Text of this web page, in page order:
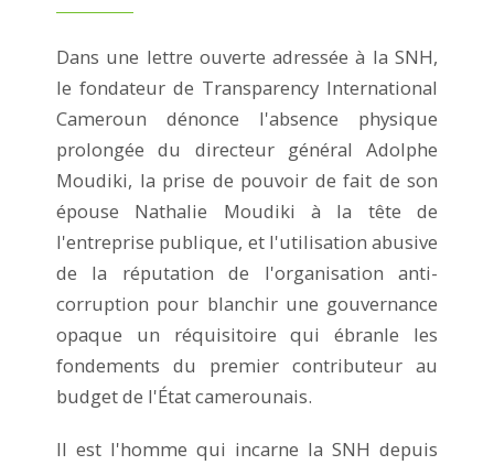
Dans une lettre ouverte adressée à la SNH,
le fondateur de Transparency International
Cameroun dénonce l'absence physique
prolongée du directeur général Adolphe
Moudiki, la prise de pouvoir de fait de son
épouse Nathalie Moudiki à la tête de
l'entreprise publique, et l'utilisation abusive
de la réputation de l'organisation anti-
corruption pour blanchir une gouvernance
opaque un réquisitoire qui ébranle les
fondements du premier contributeur au
budget de l'État camerounais.
Il est l'homme qui incarne la SNH depuis